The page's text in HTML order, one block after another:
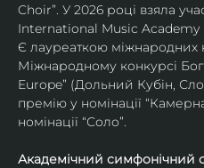
Choir”. У 2026 році взяла
International Music Academy
Є лауреаткою міжнародних
Міжнародному конкурсі
Europe” (Дольний Кубін,
премію у номінації
номінації “Соло”.
Академічний симфонічний